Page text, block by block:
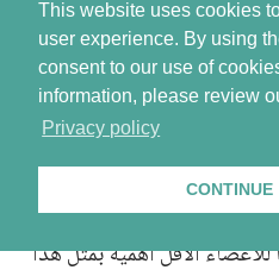
This website uses cookies
user experience. By using
consent to our use of
information, please review
Privacy policy
CONTINUE
أيضًا. ثم سأل E3 عن مسقط رأس [حُجب الاسم]، F110،
فأجابت P2 بأنه من " [حُجب المكان]". وأضافت أن F110
عامًا، وأنه كان أيضًا
يكن مسموحًا إلا لأعضاء
إيزيديات، وكان بإمكان
فتاة جديدة كل أسبوع،
الأقل أهمية بمثل هذا